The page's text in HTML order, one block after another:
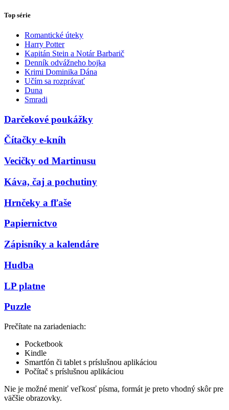
Top série
Romantické úteky
Harry Potter
Kapitán Stein a Notár Barbarič
Denník odvážneho bojka
Krimi Dominika Dána
Učím sa rozprávať
Duna
Smradi
Darčekové poukážky
Čítačky e-kníh
Vecičky od Martinusu
Káva, čaj a pochutiny
Hrnčeky a fľaše
Papiernictvo
Zápisníky a kalendáre
Hudba
LP platne
Puzzle
Prečítate na zariadeniach:
Pocketbook
Kindle
Smartfón či tablet s príslušnou aplikáciou
Počítač s príslušnou aplikáciou
Nie je možné meniť veľkosť písma, formát je preto vhodný skôr pre
väčšie obrazovky.